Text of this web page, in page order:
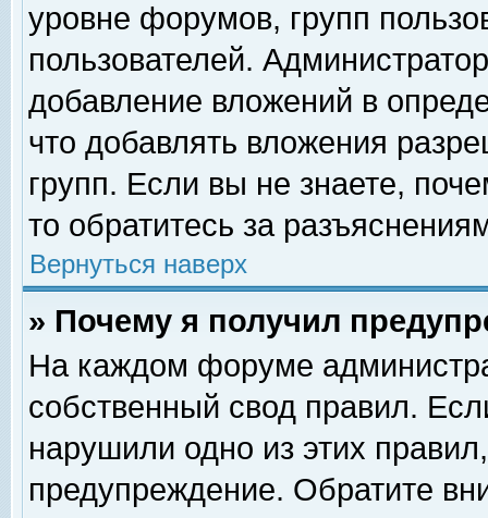
уровне форумов, групп
пользователей.
добавление вложений в
что добавлять вложения
групп. Если вы не знаете,
то обратитесь за
Вернуться наверх
» Почему я получил
На каждом форуме
собственный свод правил.
нарушили одно из этих
предупреждение. Обратите